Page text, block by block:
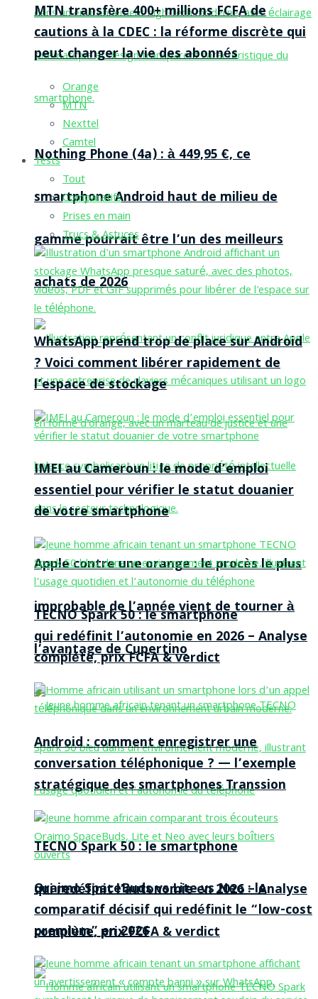
Nothing Phone (4a) : à 449,95 €, ce
smartphone Android haut de milieu de
gamme pourrait être l’un des meilleurs
achats de 2026
Apple contre une orange : le procès le plus
improbable de l’année vient de tourner à
l’avantage de Cupertino
TECNO Spark 50 : le smartphone
qui redéfinit l’autonomie en 2026 – Analyse
complète, prix FCFA & verdict
MTN transfère 400+ millions FCFA de
cautions à la CDEC : la réforme discrète qui
peut changer la vie des abonnés
Orange
MTN
Nexttel
Camtel
Tests
Tout
Comparatifs
Prises en main
Trucs & Astuces
WhatsApp prend trop de place sur Android
? Voici comment libérer rapidement de
l’espace de stockage
IMEI au Cameroun : le mode d’emploi
essentiel pour vérifier le statut douanier
de votre smartphone
TECNO Spark 50 : le smartphone
qui redéfinit l’autonomie en 2026 – Analyse
complète, prix FCFA & verdict
Android : comment enregistrer une
conversation téléphonique ? — l’exemple
stratégique des smartphones Transsion
Oraimo SpaceBuds vs Lite vs Neo : le
comparatif décisif qui redéfinit le “low-cost
premium” en 2026